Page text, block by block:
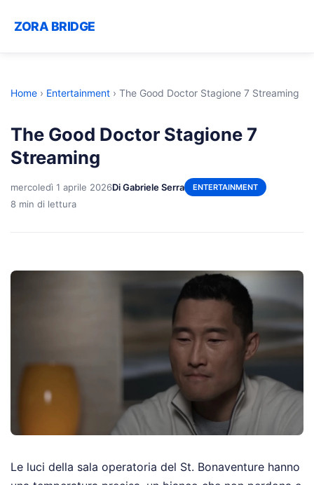
ZORA BRIDGE
Home › Entertainment › The Good Doctor Stagione 7 Streaming
The Good Doctor Stagione 7
Streaming
mercoledì 1 aprile 2026Di Gabriele Serra ENTERTAINMENT
8 min di lettura
Le luci della sala operatoria del St. Bonaventure hanno